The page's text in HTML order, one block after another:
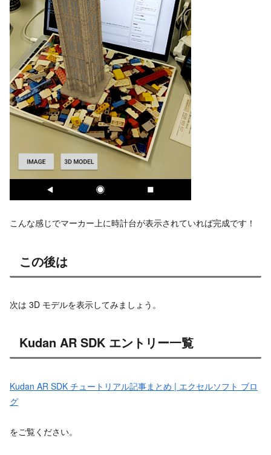
こんな感じでマーカー上に時計台が表示されていれば完成です！
この後は
次は 3D モデルを表示してみましょう。
Kudan AR SDK エントリー一覧
Kudan AR SDK チュートリアル記事まとめ | エクセルソフト ブロ
グ
をご覧ください。